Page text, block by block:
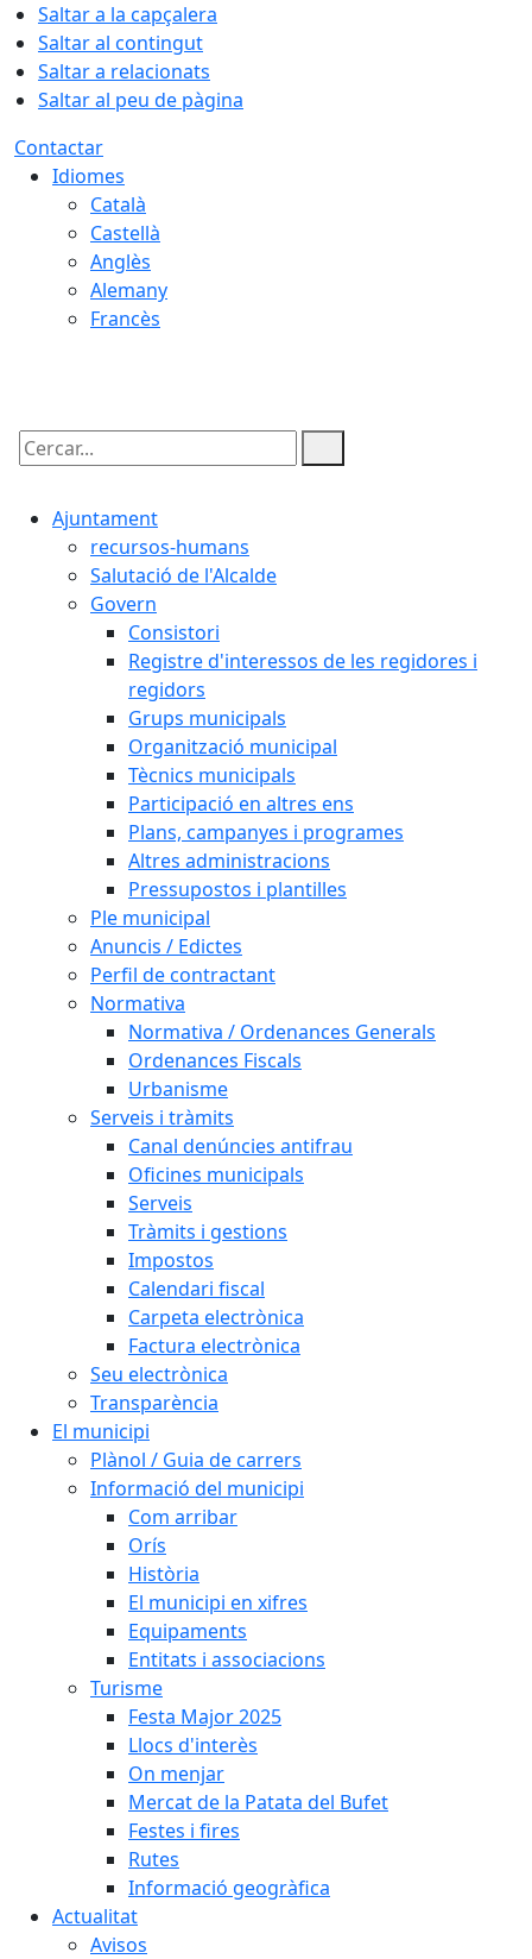
Saltar a la capçalera
Saltar al contingut
Saltar a relacionats
Saltar al peu de pàgina
Contactar
Idiomes
Català
Castellà
Anglès
Alemany
Francès
Cercar:
Ajuntament
recursos-humans
Salutació de l'Alcalde
Govern
Consistori
Registre d'interessos de les regidores i
regidors
Grups municipals
Organització municipal
Tècnics municipals
Participació en altres ens
Plans, campanyes i programes
Altres administracions
Pressupostos i plantilles
Ple municipal
Anuncis / Edictes
Perfil de contractant
Normativa
Normativa / Ordenances Generals
Ordenances Fiscals
Urbanisme
Serveis i tràmits
Canal denúncies antifrau
Oficines municipals
Serveis
Tràmits i gestions
Impostos
Calendari fiscal
Carpeta electrònica
Factura electrònica
Seu electrònica
Transparència
El municipi
Plànol / Guia de carrers
Informació del municipi
Com arribar
Orís
Història
El municipi en xifres
Equipaments
Entitats i associacions
Turisme
Festa Major 2025
Llocs d'interès
On menjar
Mercat de la Patata del Bufet
Festes i fires
Rutes
Informació geogràfica
Actualitat
Avisos